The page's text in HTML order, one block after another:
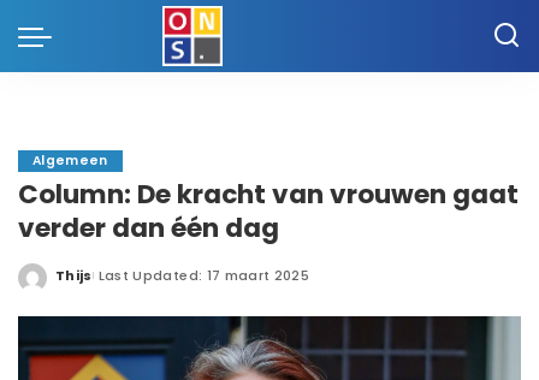
Algemeen
Column: De kracht van vrouwen gaat
verder dan één dag
Posted
Thijs Last Updated: 17 maart 2025